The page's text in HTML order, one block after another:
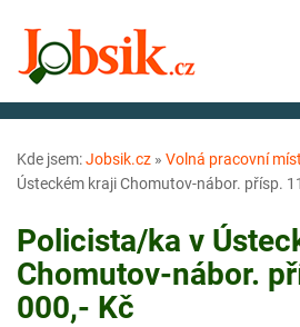
Kde jsem:Jobsik.cz » Volná pracovní
Ústeckém kraji Chomutov-nábor. přísp.
Policista/ka v
Chomutov-nábor.
000,- Kč